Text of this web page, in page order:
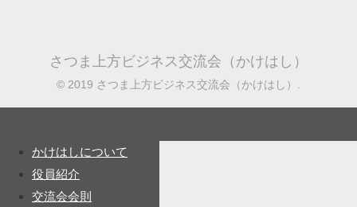
さつま上方ビジネス交流会（かけはし）
© 2019 さつま上方ビジネス交流会（かけはし）.
かけはしについて
役員紹介
交流会会則